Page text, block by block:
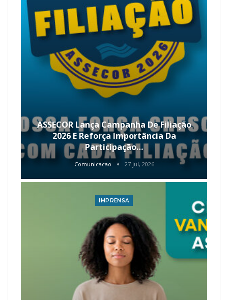
ASSECOR Lança Campanha De Filiação
2026 E Reforça Importância Da
Participação…
Comunicacao 27 jul, 2026
IMPRENSA